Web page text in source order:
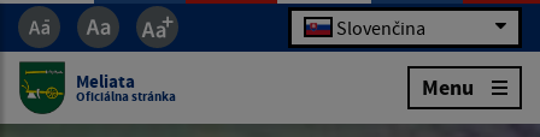
Slovenčina
Meliata
Oficiálna stránka Menu